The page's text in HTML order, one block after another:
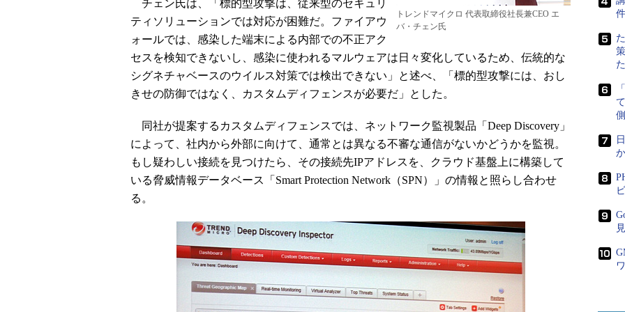
トレンドマイクロ 代表取締役社長兼CEO エ
バ・チェン氏
チェン氏は、「標的型攻撃は、従来型のセキュリ
ティソリューションでは対応が困難だ。ファイアウ
ォールでは、感染した端末による内部での不正アク
セスを検知できないし、感染に使われるマルウェアは日々変化しているため、伝統的な
シグネチャベースのウイルス対策では検出できない」と述べ、「標的型攻撃には、おし
きせの防御ではなく、カスタムディフェンスが必要だ」とした。
同社が提案するカスタムディフェンスでは、ネットワーク監視製品「Deep Discovery」
によって、社内から外部に向けて、通常とは異なる不審な通信がないかどうかを監視。
もし疑わしい接続を見つけたら、その接続先IPアドレスを、クラウド基盤上に構築して
いる脅威情報データベース「Smart Protection Network（SPN）」の情報と照らし合わせ
る。